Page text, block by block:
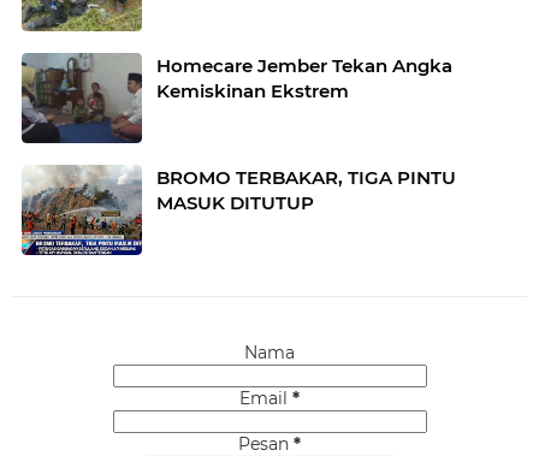
Homecare Jember Tekan Angka
Kemiskinan Ekstrem
BROMO TERBAKAR, TIGA PINTU
MASUK DITUTUP
Nama
Email *
Pesan *